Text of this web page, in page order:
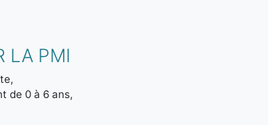
LA PMI
de 0 à 6 ans,